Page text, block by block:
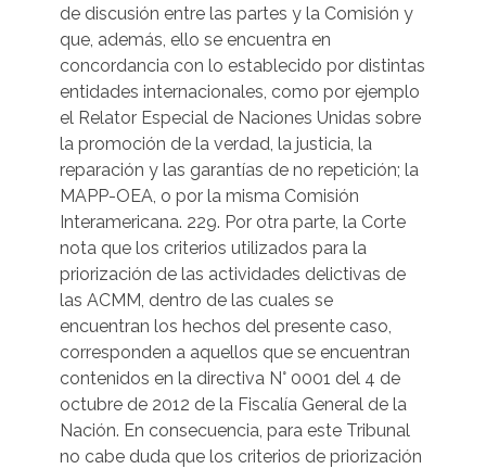
de discusión entre las partes y la Comisión y
que, además, ello se encuentra en
concordancia con lo establecido por distintas
entidades internacionales, como por ejemplo
el Relator Especial de Naciones Unidas sobre
la promoción de la verdad, la justicia, la
reparación y las garantías de no repetición; la
MAPP-OEA, o por la misma Comisión
Interamericana. 229. Por otra parte, la Corte
nota que los criterios utilizados para la
priorización de las actividades delictivas de
las ACMM, dentro de las cuales se
encuentran los hechos del presente caso,
corresponden a aquellos que se encuentran
contenidos en la directiva N° 0001 del 4 de
octubre de 2012 de la Fiscalía General de la
Nación. En consecuencia, para este Tribunal
no cabe duda que los criterios de priorización